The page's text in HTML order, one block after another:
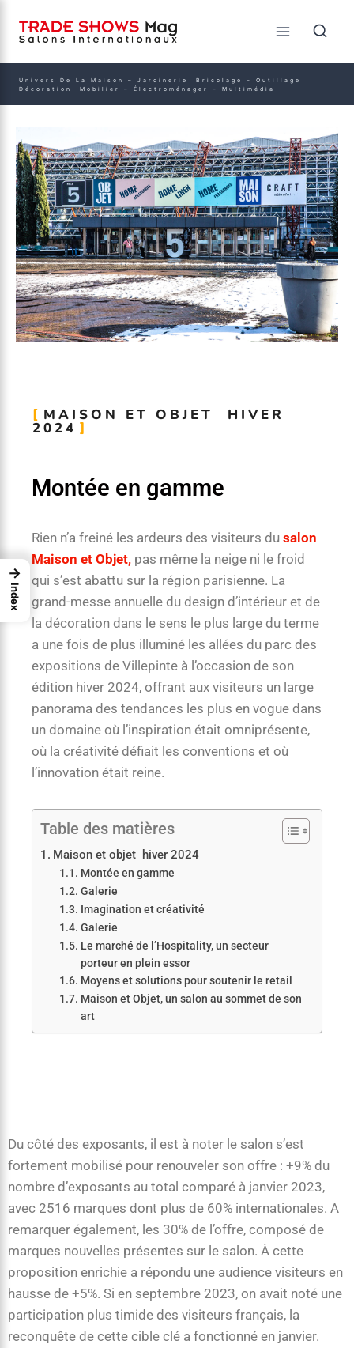
Univers De La Maison – Jardinerie Bricolage – Outillage
Décoration Mobilier – Électroménager – Multimédia
MAISON ET OBJET HIVER
2024
Montée en gamme
Rien n’a freiné les ardeurs des visiteurs du salon
Maison et Objet, pas même la neige ni le froid
qui s’est abattu sur la région parisienne. La
grand-messe annuelle du design d’intérieur et de
la décoration dans le sens le plus large du terme
a une fois de plus illuminé les allées du parc des
expositions de Villepinte à l’occasion de son
édition hiver 2024, offrant aux visiteurs un large
panorama des tendances les plus en vogue dans
un domaine où l’inspiration était omniprésente,
où la créativité défiait les conventions et où
l’innovation était reine.
Table des matières
Maison et objet hiver 2024
Montée en gamme
Galerie
Imagination et créativité
Galerie
Le marché de l’Hospitality, un secteur
porteur en plein essor
Moyens et solutions pour soutenir le retail
Maison et Objet, un salon au sommet de son
art
Du côté des exposants, il est à noter le salon s’est
fortement mobilisé pour renouveler son offre : +9% du
nombre d’exposants au total comparé à janvier 2023,
avec 2516 marques dont plus de 60% internationales. A
remarquer également, les 30% de l’offre, composé de
marques nouvelles présentes sur le salon. À cette
proposition enrichie a répondu une audience visiteurs en
hausse de +5%. Si en septembre 2023, on avait noté une
participation plus timide des visiteurs français, la
reconquête de cette cible clé a fonctionné en janvier.
→
Index